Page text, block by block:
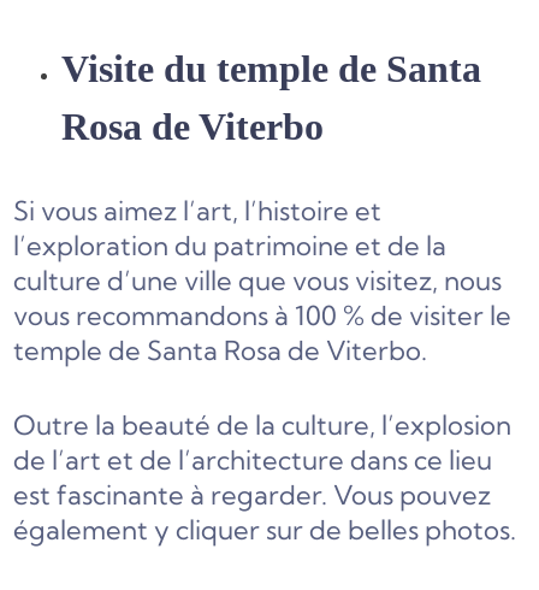
Visite du temple de Santa
Rosa de Viterbo
Si vous aimez l’art, l’histoire et
l’exploration du patrimoine et de la
culture d’une ville que vous visitez, nous
vous recommandons à 100 % de visiter le
temple de Santa Rosa de Viterbo.
Outre la beauté de la culture, l’explosion
de l’art et de l’architecture dans ce lieu
est fascinante à regarder. Vous pouvez
également y cliquer sur de belles photos.